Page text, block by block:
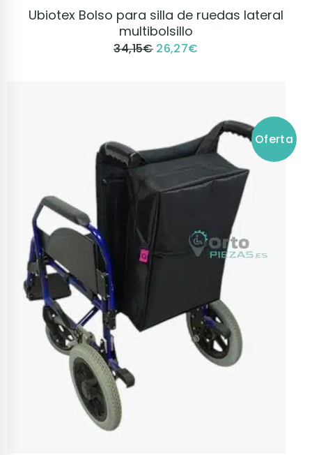
VER PRODUCTO
Ubiotex Bolso para silla de ruedas lateral
multibolsillo
34,15€ 26,27€
Oferta